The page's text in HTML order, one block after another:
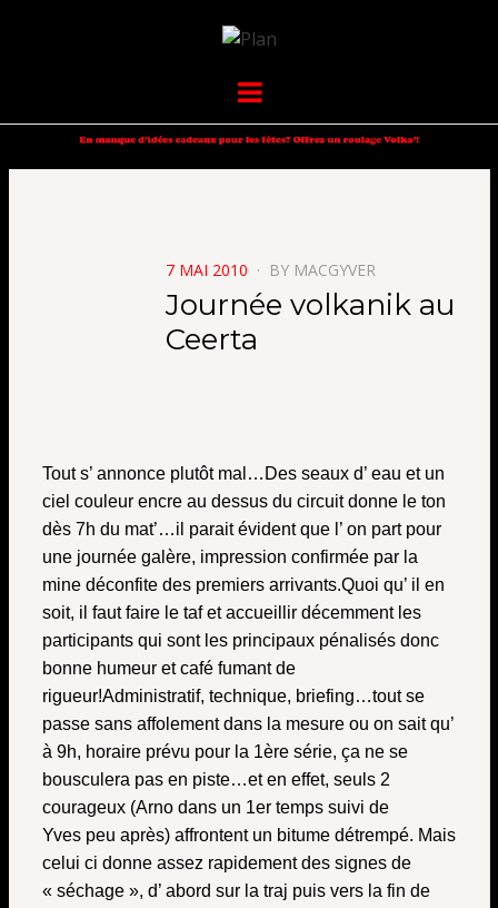
VOLKANIK-
ENDURANCE
Menu
POSTED
ON
7 MAI 2010 BY MACGYVER
Journée volkanik au
Ceerta
Tout s’ annonce plutôt mal… Des seaux d’ eau et un
ciel couleur encre au dessus du circuit donne le ton
dès 7h du mat’…il parait évident que l’ on part pour
une journée galère, impression confirmée par la
mine déconfite des premiers arrivants.Quoi qu’ il en
soit, il faut faire le taf et accueillir décemment les
participants qui sont les principaux pénalisés donc
bonne humeur et café fumant de
rigueur!Administratif, technique, briefing…tout se
passe sans affolement dans la mesure ou on sait qu’
à 9h, horaire prévu pour la 1ère série, ça ne se
bousculera pas en piste…et en effet, seuls 2
courageux (Arno dans un 1er temps suivi de
Yves peu après) affrontent un bitume détrempé. Mais
celui ci donne assez rapidement des signes de
« séchage », d’ abord sur la traj puis vers la fin de